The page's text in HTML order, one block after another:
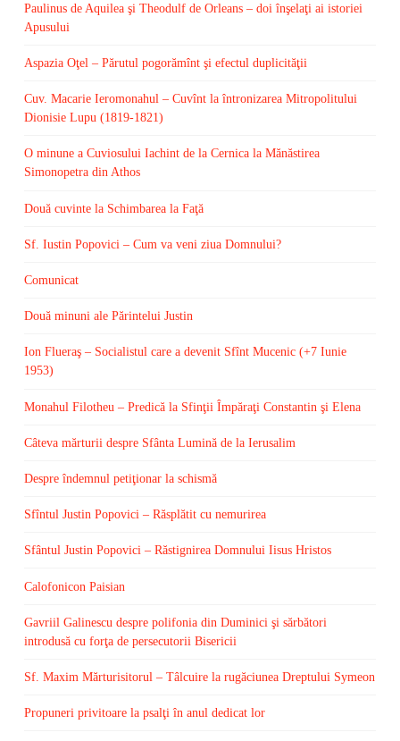
Paulinus de Aquilea şi Theodulf de Orleans – doi înşelaţi ai istoriei
Apusului
Aspazia Oţel – Părutul pogorămînt şi efectul duplicităţii
Cuv. Macarie Ieromonahul – Cuvînt la întronizarea Mitropolitului
Dionisie Lupu (1819-1821)
O minune a Cuviosului Iachint de la Cernica la Mănăstirea
Simonopetra din Athos
Două cuvinte la Schimbarea la Faţă
Sf. Iustin Popovici – Cum va veni ziua Domnului?
Comunicat
Două minuni ale Părintelui Justin
Ion Flueraş – Socialistul care a devenit Sfînt Mucenic (+7 Iunie
1953)
Monahul Filotheu – Predică la Sfinţii Împăraţi Constantin şi Elena
Câteva mărturii despre Sfânta Lumină de la Ierusalim
Despre îndemnul petiţionar la schismă
Sfîntul Justin Popovici – Răsplătit cu nemurirea
Sfântul Justin Popovici – Răstignirea Domnului Iisus Hristos
Calofonicon Paisian
Gavriil Galinescu despre polifonia din Duminici şi sărbători
introdusă cu forţa de persecutorii Bisericii
Sf. Maxim Mărturisitorul – Tâlcuire la rugăciunea Dreptului Symeon
Propuneri privitoare la psalţi în anul dedicat lor